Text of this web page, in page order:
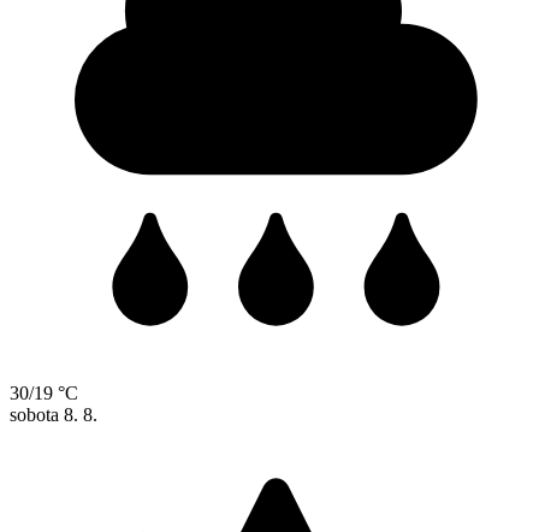
30/19 °C
sobota 8. 8.